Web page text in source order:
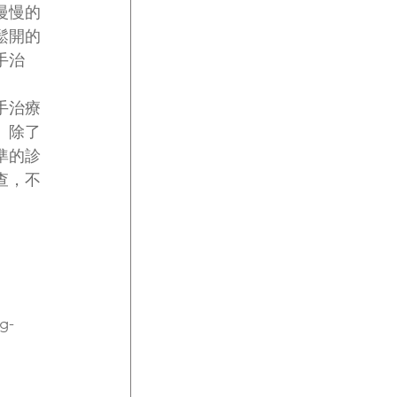
慢的
開的
治
治療
除了
的診
，不